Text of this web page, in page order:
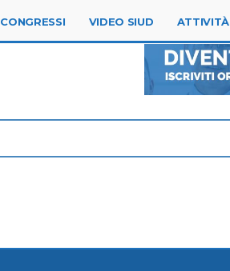
VIDEO SIUD ATTIVITÀ